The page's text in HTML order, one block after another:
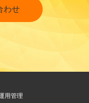
わせ
用管理